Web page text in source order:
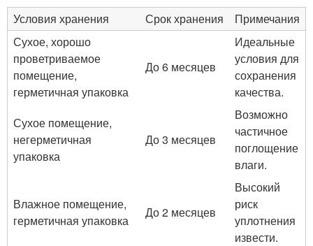
Условия хранения
Срок хранения
Примечания
Сухое, хорошо
проветриваемое
помещение,
герметичная упаковка
До 6 месяцев
Идеальные
условия для
сохранения
качества.
Сухое помещение,
негерметичная
упаковка
До 3 месяцев
Возможно
частичное
поглощение
влаги.
Влажное помещение,
герметичная упаковка
До 2 месяцев
Высокий
риск
уплотнения
извести.